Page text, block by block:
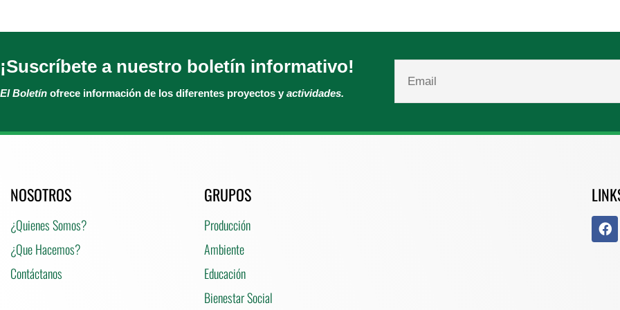
¡Suscríbete a nuestro boletín informativo!
El Boletín ofrece información de los diferentes proyectos y actividades.
NOSOTROS
¿Quienes Somos?
¿Que Hacemos?
Contáctanos
GRUPOS
Producción
Ambiente
Educación
Bienestar Social